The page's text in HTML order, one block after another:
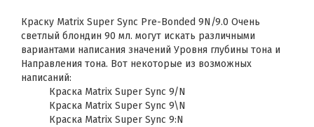
Краску Matrix Super Sync Pre-Bonded 9N/9.0 Очень
светлый блондин 90 мл. могут искать различными
вариантами написания значений Уровня глубины тона и
Направления тона. Вот некоторые из возможных
написаний:
Краска Matrix Super Sync 9/N
Краска Matrix Super Sync 9\N
Краска Matrix Super Sync 9:N